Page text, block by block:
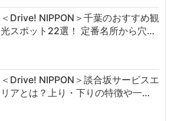
＜Drive! NIPPON＞千葉のおすすめ観
光スポット22選！ 定番名所から穴…
＜Drive! NIPPON＞談合坂サービスエ
リアとは？上り・下りの特徴や一…